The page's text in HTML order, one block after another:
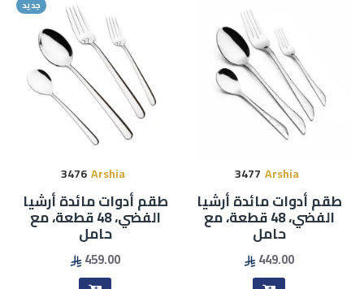
Arshia
3477
طقم أدوات مائدة أرشيا
الفضي، 48 قطعة، مع
حامل
449.00
جديد
Arshia
3476
طقم أدوات مائدة أرشيا
الفضي، 48 قطعة، مع
حامل
459.00